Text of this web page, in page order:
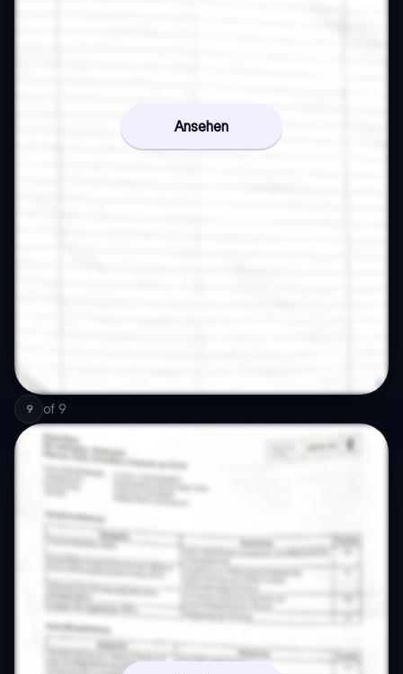
Ansehen
9 of 9